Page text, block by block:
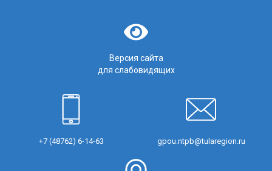
Версия сайта
для слабовидящих
+7 (48762) 6-14-63 gpou.ntpb@tularegion.ru